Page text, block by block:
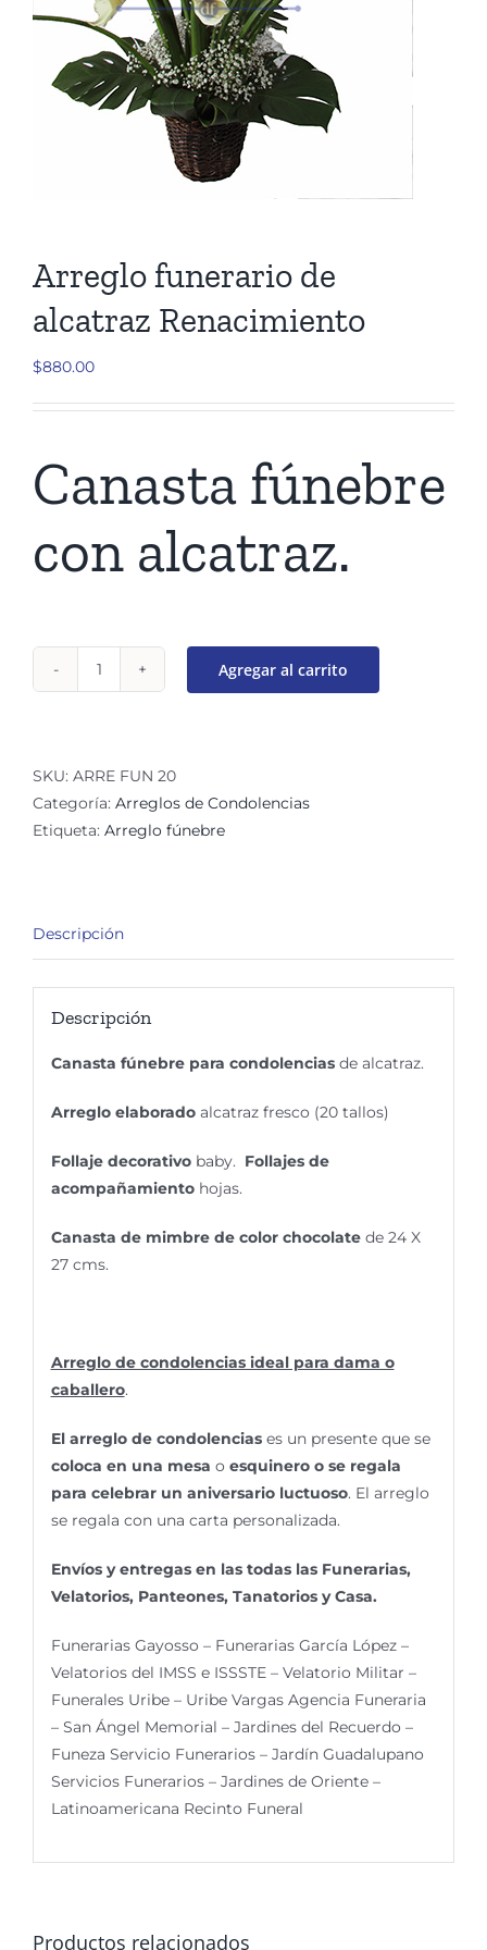
Cruces
Medallones
Mensajes
Carrito
Arreglo funerario de
alcatraz Renacimiento
$880.00
Canasta fúnebre
con alcatraz.
Arreglo
cantidad
Agregar al carrito
SKU: ARRE FUN 20
Categoría: Arreglos de Condolencias
Etiqueta: Arreglo fúnebre
Descripción
Descripción
Canasta fúnebre para condolencias de alcatraz.
Arreglo elaborado alcatraz fresco (20 tallos)
Follaje decorativo baby. Follajes de
acompañamiento hojas.
Canasta de mimbre de color chocolate de 24 X
27 cms.
Arreglo de condolencias ideal para dama o
caballero.
El arreglo de condolenciases un presente que se
coloca en una mesa o esquinero o se regala
para celebrar un aniversario luctuoso. El arreglo
se regala con una carta personalizada.
Envíos y entregas en las todas las Funerarias,
Velatorios, Panteones, Tanatorios y Casa.
Funerarias Gayosso – Funerarias García López –
Velatorios del IMSS e ISSSTE – Velatorio Militar –
Funerales Uribe – Uribe Vargas Agencia Funeraria
– San Ángel Memorial – Jardines del Recuerdo –
Funeza Servicio Funerarios – Jardín Guadalupano
Servicios Funerarios – Jardines de Oriente –
Latinoamericana Recinto Funeral
Productos relacionados